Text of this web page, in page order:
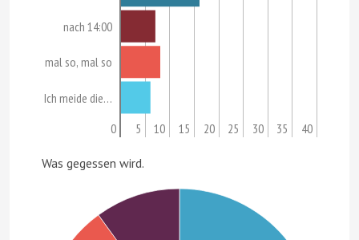
nach 14:00
mal so, mal so
Ich meide die…
0 5 10 15 20 25 30 35 40
Was gegessen wird.